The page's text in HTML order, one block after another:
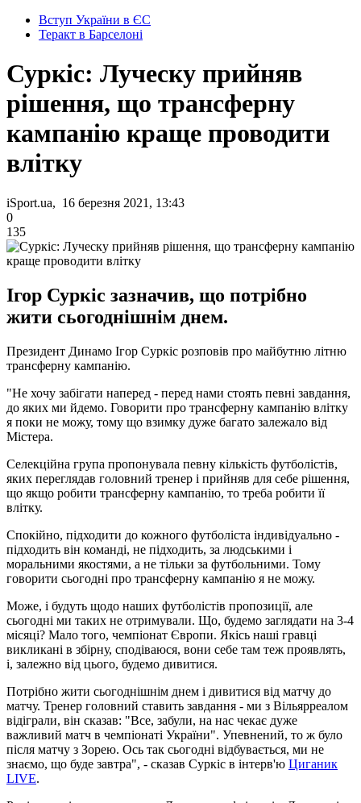
Вступ України в ЄС
Теракт в Барселоні
Суркіс: Луческу прийняв
рішення, що трансферну
кампанію краще проводити
влітку
iSport.ua, 16 березня 2021, 13:43
0
135
Ігор Суркіс зазначив, що потрібно
жити сьогоднішнім днем.
Президент Динамо Ігор Суркіс розповів про майбутню літню
трансферну кампанію.
"Не хочу забігати наперед - перед нами стоять певні завдання,
до яких ми йдемо. Говорити про трансферну кампанію влітку
я поки не можу, тому що взимку дуже багато залежало від
Містера.
Селекційна група пропонувала певну кількість футболістів,
яких переглядав головний тренер і прийняв для себе рішення,
що якщо робити трансферну кампанію, то треба робити її
влітку.
Спокійно, підходити до кожного футболіста індивідуально -
підходить він команді, не підходить, за людськими і
моральними якостями, а не тільки за футбольними. Тому
говорити сьогодні про трансферну кампанію я не можу.
Може, і будуть щодо наших футболістів пропозиції, але
сьогодні ми таких не отримували. Що, будемо заглядати на 3-4
місяці? Мало того, чемпіонат Європи. Якісь наші гравці
викликані в збірну, сподіваюся, вони себе там теж проявлять,
і, залежно від цього, будемо дивитися.
Потрібно жити сьогоднішнім днем ​​і дивитися від матчу до
матчу. Тренер головний ставить завдання - ми з Вільярреалом
відіграли, він сказав: "Все, забули, на нас чекає дуже
важливий матч в чемпіонаті України". Упевнений, то ж було
після матчу з Зорею. Ось так сьогодні відбувається, ми не
знаємо, що буде завтра", - сказав Суркіс в інтерв'ю Циганик
LIVE.